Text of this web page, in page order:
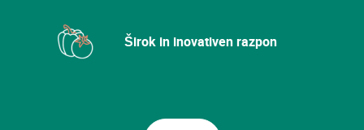
Širok in inovativen razpon